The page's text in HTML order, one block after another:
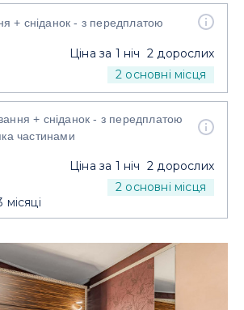
номер
швидкісний Wi-Fi​ показати всі
+ сніданок - з передплатою
Ціна за 1 ніч 2 дорослих
2 основні місця
+ сніданок - з передплатою
частинами
Ціна за 1 ніч 2 дорослих
2 основні місця
місяці